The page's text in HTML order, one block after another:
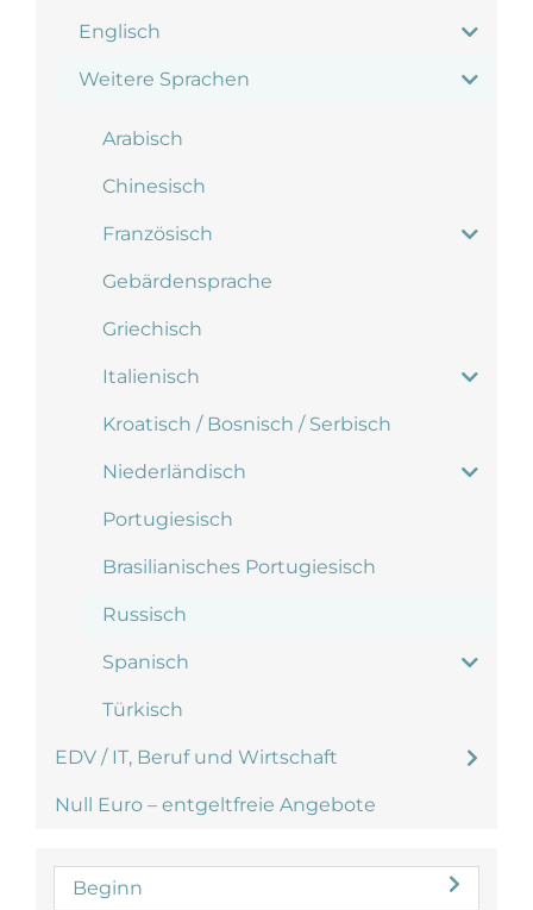
Englisch
Weitere Sprachen
Arabisch
Chinesisch
Französisch
Gebärdensprache
Griechisch
Italienisch
Kroatisch / Bosnisch / Serbisch
Niederländisch
Portugiesisch
Brasilianisches Portugiesisch
Russisch
Spanisch
Türkisch
EDV / IT, Beruf und Wirtschaft
Null Euro – entgeltfreie Angebote
Beginn